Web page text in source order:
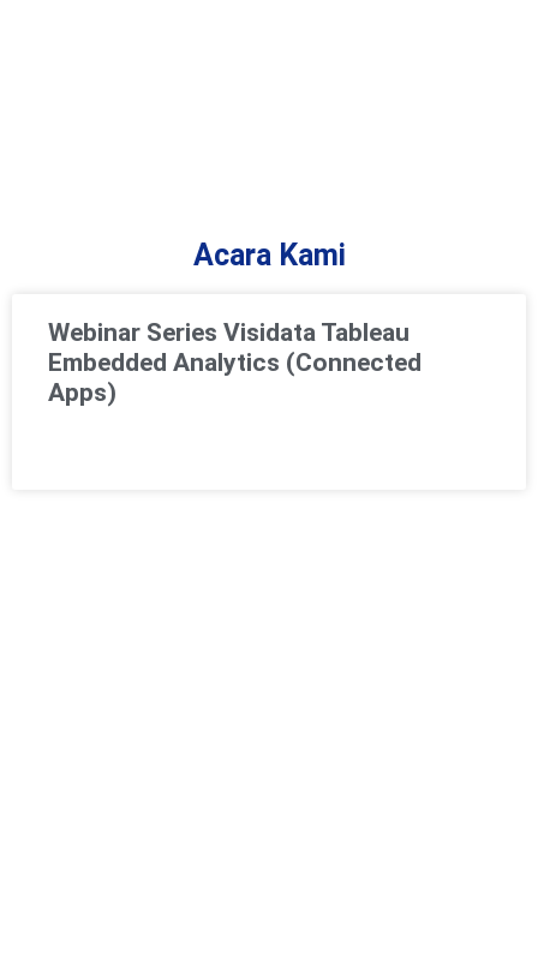
Acara Kami
Webinar Series Visidata Tableau
Embedded Analytics (Connected
Apps)